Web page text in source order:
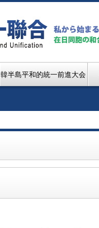
韓半島平和的統一前進大会